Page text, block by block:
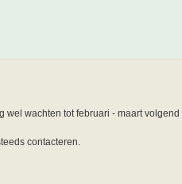
wel wachten tot februari - maart volgend
contacteren.